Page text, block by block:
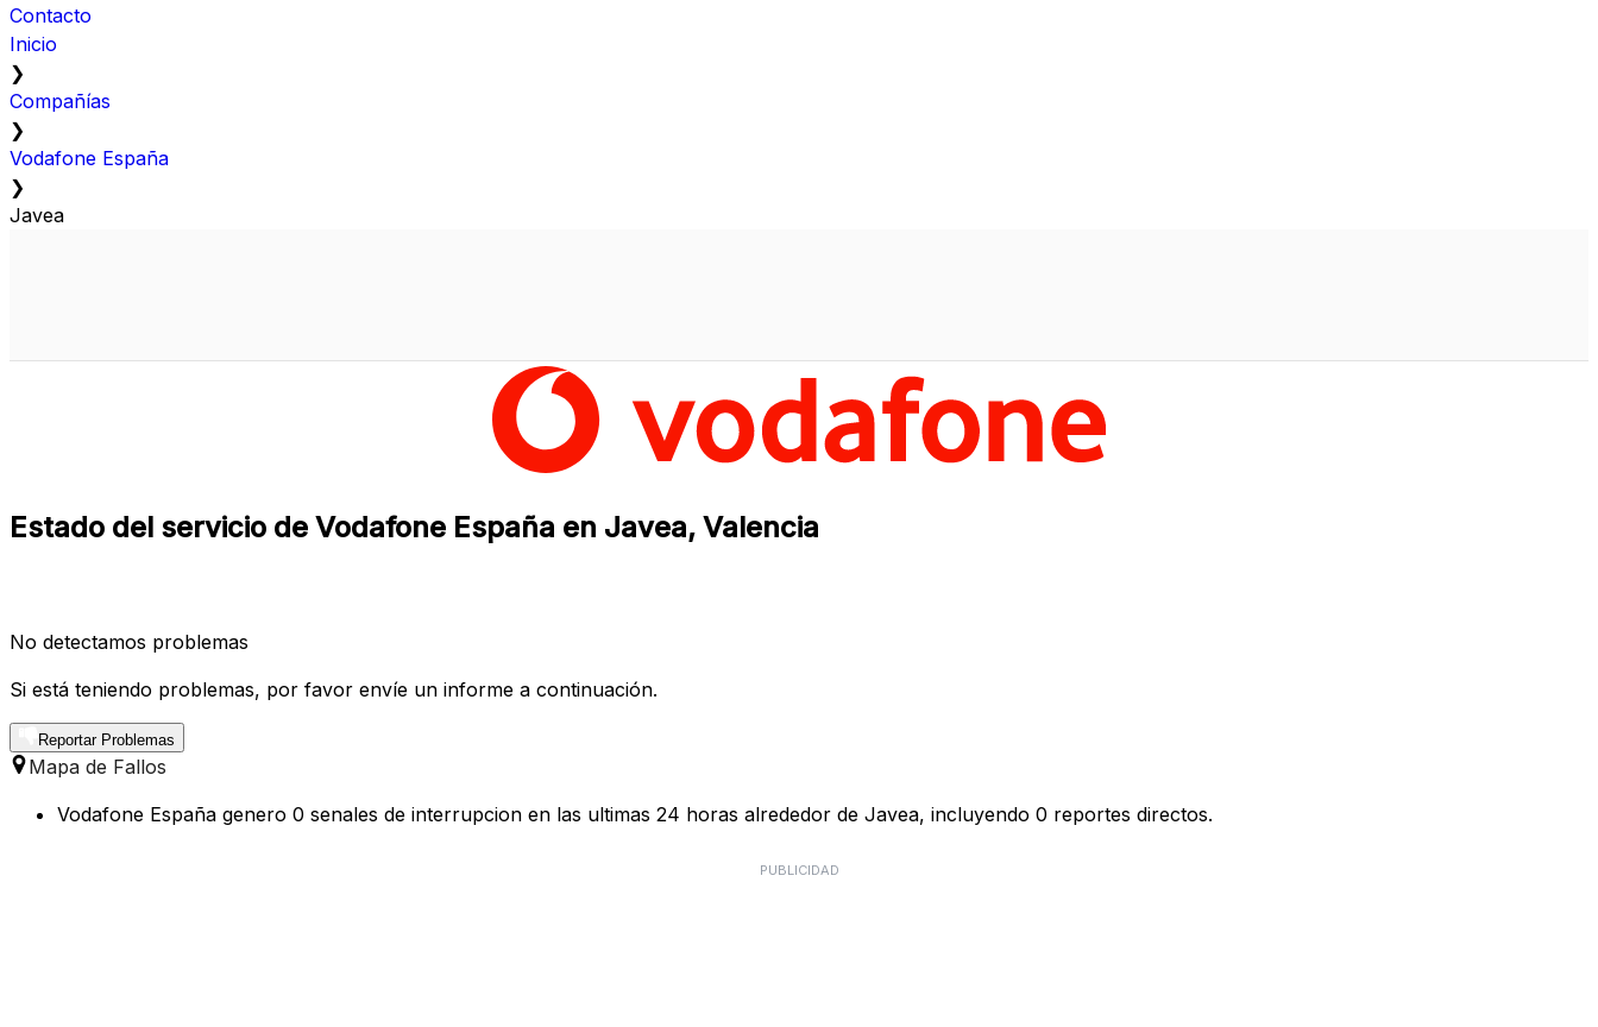
Contacto
Inicio
❯
Compañías
❯
Vodafone España
❯
Javea
Estado del servicio de Vodafone España en Javea, Valencia
No detectamos problemas
Si está teniendo problemas, por favor envíe un informe a continuación.
Reportar Problemas
Mapa de Fallos
Vodafone España genero 0 senales de interrupcion en las ultimas 24 horas alrededor de Javea, incluyendo 0 reportes directos.
PUBLICIDAD